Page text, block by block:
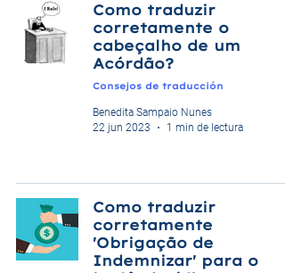
Como traduzir
corretamente o
cabeçalho de um
Acórdão?
Consejos de traducción
Benedita Sampaio Nunes
22 jun 2023
1 min de lectura
Como traduzir
corretamente
'Obrigação de
Indemnizar' para o